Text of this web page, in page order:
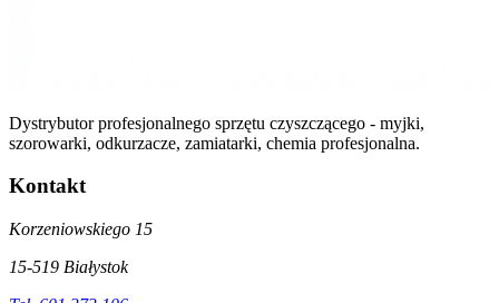
Dystrybutor profesjonalnego sprzętu czyszczącego - myjki,
szorowarki, odkurzacze, zamiatarki, chemia profesjonalna.
Kontakt
Korzeniowskiego 15
15-519 Białystok